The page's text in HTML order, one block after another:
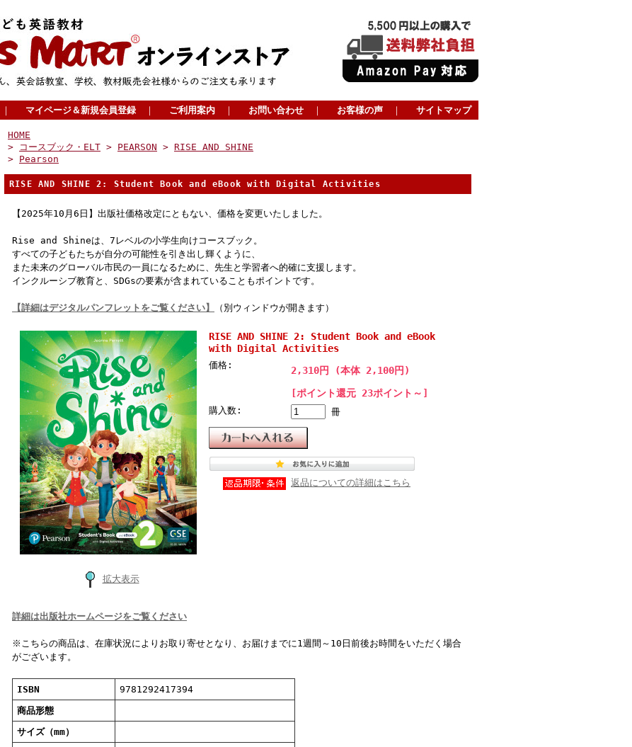
｜ マイページ＆新規会員登録 ｜ ご利用案内 ｜ お問い合わせ ｜ お客様の声 ｜ サイトマップ
HOME
>
コースブック・ELT > PEARSON > RISE AND SHINE
> Pearson
RISE AND SHINE 2: Student Book and eBook with Digital Activities
【2025年10月6日】出版社価格改定にともない、価格を変更いたしました。
Rise and Shineは、7レベルの小学生向けコースブック。
すべての子どもたちが自分の可能性を引き出し輝くように、
また未来のグローバル市民の一員になるために、先生と学習者へ的確に支援します。
インクルーシブ教育と、SDGsの要素が含まれていることもポイントです。
【詳細はデジタルパンフレットをご覧ください】 （別ウィンドウが開きます）
拡大表示
RISE AND SHINE 2: Student Book and eBook
with Digital Activities
価格:
2,310円 (本体 2,100円)
[ポイント還元 23ポイント～]
購入数: 冊
返品についての詳細はこちら
詳細は出版社ホームページをご覧ください
※こちらの商品は、在庫状況によりお取り寄せとなり、お届けまでに1週間～10日前後お時間をいただく場合
がございます。
ISBN
9781292417394
商品形態
サイズ（mm）